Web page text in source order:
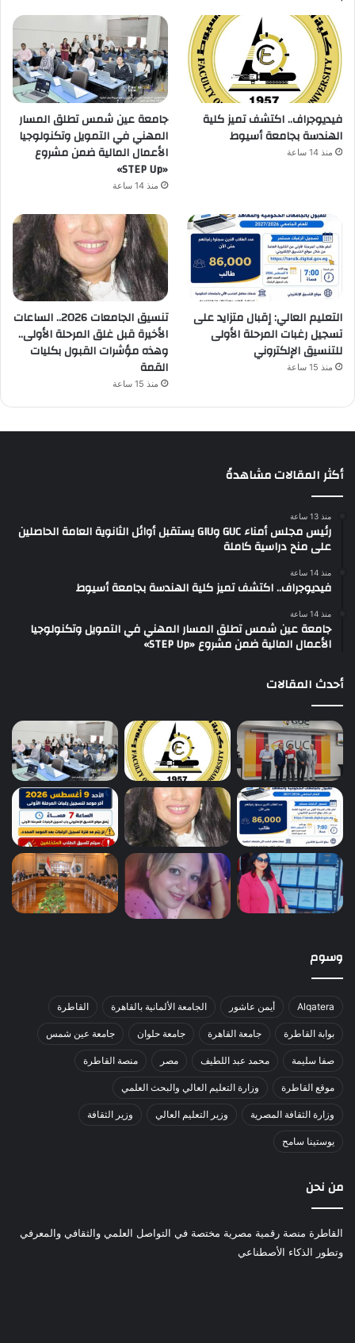
فيديوجراف.. اكتشف تميز كلية
الهندسة بجامعة أسيوط
منذ 14 ساعة
جامعة عين شمس تطلق المسار
المهني في التمويل وتكنولوجيا
الأعمال المالية ضمن مشروع
«STEP Up»
منذ 14 ساعة
التعليم العالي: إقبال متزايد على
تسجيل رغبات المرحلة الأولى
للتنسيق الإلكتروني
منذ 15 ساعة
تنسيق الجامعات 2026.. الساعات
الأخيرة قبل غلق المرحلة الأولى..
وهذه مؤشرات القبول بكليات
القمة
منذ 15 ساعة
أكثر المقالات مشاهدةً
منذ 13 ساعة
رئيس مجلس أمناء GUC وGIU يستقبل أوائل الثانوية العامة الحاصلين
على منح دراسية كاملة
منذ 14 ساعة
فيديوجراف.. اكتشف تميز كلية الهندسة بجامعة أسيوط
منذ 14 ساعة
جامعة عين شمس تطلق المسار المهني في التمويل وتكنولوجيا
الأعمال المالية ضمن مشروع «STEP Up»
أحدث المقالات
وسوم
Alqatera أيمن عاشور الجامعة الألمانية بالقاهرة القاطرة
بوابة القاطرة جامعة القاهرة جامعة حلوان جامعة عين شمس
صفا سليمة محمد عبد اللطيف مصر منصة القاطرة
موقع القاطرة وزارة التعليم العالي والبحث العلمي
وزارة الثقافة المصرية وزير التعليم العالي وزير الثقافة
يوستينا سامح
من نحن
القاطرة منصة رقمية مصرية مختصة في التواصل العلمي والثقافي والمعرفي
وتطور الذكاء الأصطناعي